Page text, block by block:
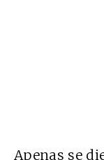
Apenas se